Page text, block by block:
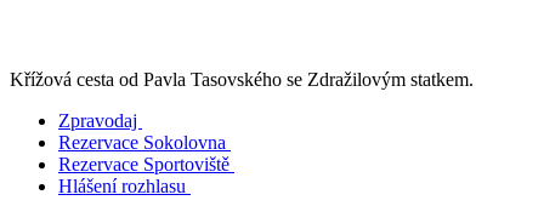
Křížová cesta od Pavla Tasovského se Zdražilovým statkem.
Zpravodaj
Rezervace Sokolovna
Rezervace Sportoviště
Hlášení rozhlasu